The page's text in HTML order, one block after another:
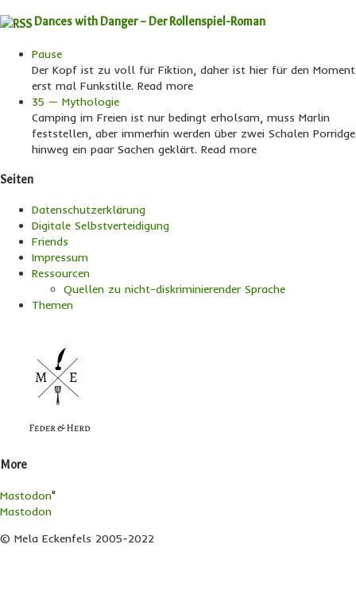
Dances with Danger – Der Rollenspiel-Roman
Pause
Der Kopf ist zu voll für Fiktion, daher ist hier für den Moment
erst mal Funkstille. Read more
35 — Mythologie
Camping im Freien ist nur bedingt erholsam, muss Marlin
feststellen, aber immerhin werden über zwei Schalen Porridge
hinweg ein paar Sachen geklärt. Read more
Seiten
Datenschutzerklärung
Digitale Selbstverteidigung
Friends
Impressum
Ressourcen
Quellen zu nicht-diskriminierender Sprache
Themen
More
Mastodon"
Mastodon
© Mela Eckenfels 2005-2022